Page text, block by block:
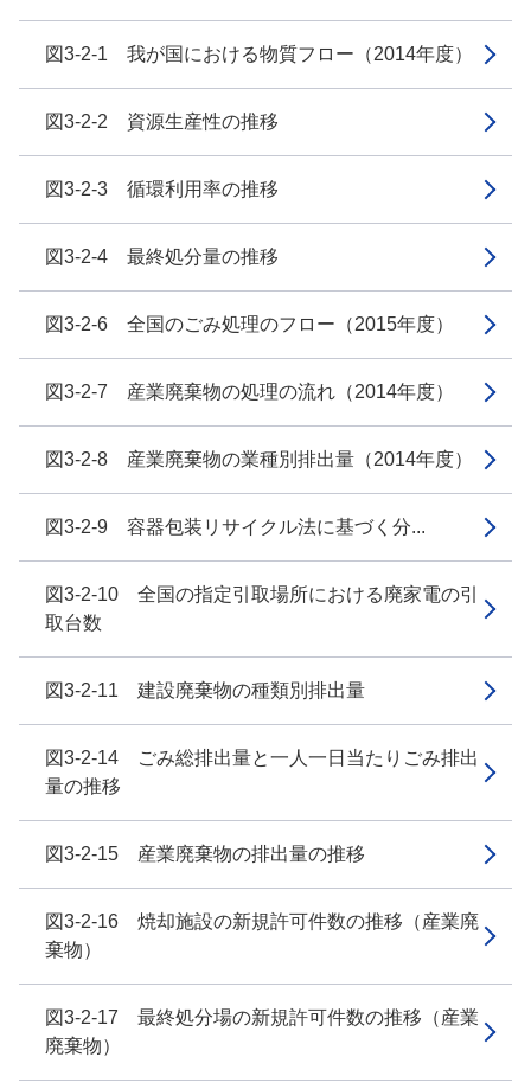
図3-2-1 我が国における物質フロー（2014年度）
図3-2-2 資源生産性の推移
図3-2-3 循環利用率の推移
図3-2-4 最終処分量の推移
図3-2-6 全国のごみ処理のフロー（2015年度）
図3-2-7 産業廃棄物の処理の流れ（2014年度）
図3-2-8 産業廃棄物の業種別排出量（2014年度）
図3-2-9 容器包装リサイクル法に基づく分...
図3-2-10 全国の指定引取場所における廃家電の引
取台数
図3-2-11 建設廃棄物の種類別排出量
図3-2-14 ごみ総排出量と一人一日当たりごみ排出
量の推移
図3-2-15 産業廃棄物の排出量の推移
図3-2-16 焼却施設の新規許可件数の推移（産業廃
棄物）
図3-2-17 最終処分場の新規許可件数の推移（産業
廃棄物）